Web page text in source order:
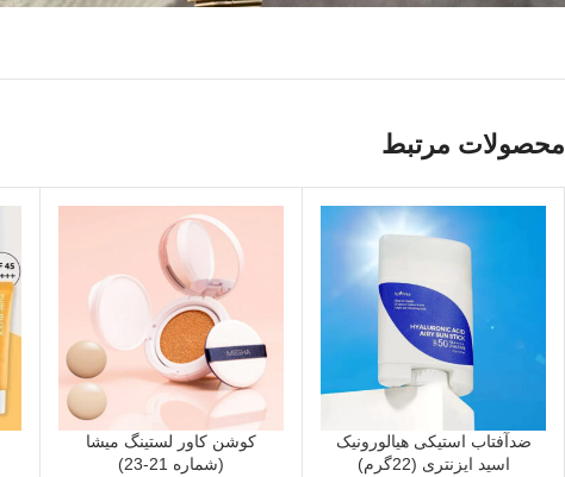
محصولات مرتبط
ضدآفتاب استیکی هیالورونیک
اسید ایزنتری (22گرم)
کوشن کاور لستینگ میشا
(شماره 21-23)